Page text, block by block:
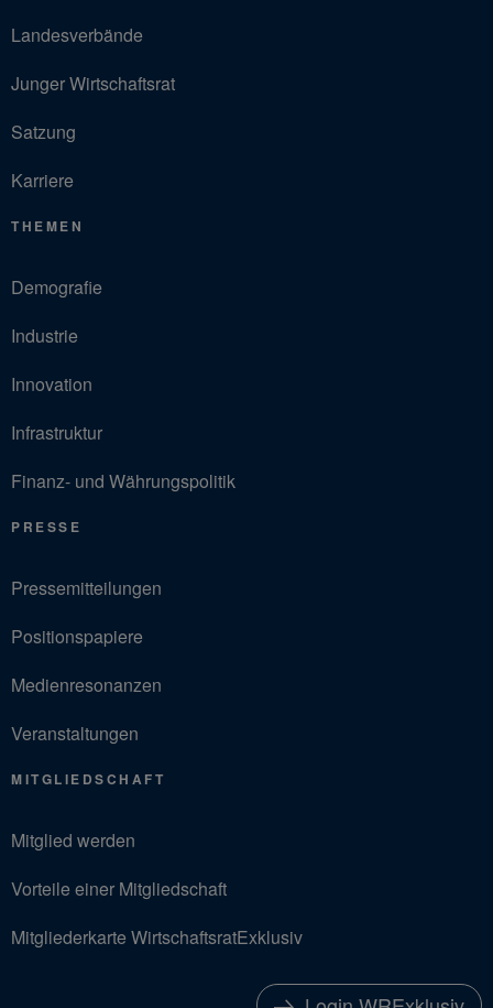
Landesverbände
Junger Wirtschaftsrat
Satzung
Karriere
THEMEN
Demografie
Industrie
Innovation
Infrastruktur
Finanz- und Währungspolitik
PRESSE
Pressemitteilungen
Positionspapiere
Medienresonanzen
Veranstaltungen
MITGLIEDSCHAFT
Mitglied werden
Vorteile einer Mitgliedschaft
Mitgliederkarte WirtschaftsratExklusiv